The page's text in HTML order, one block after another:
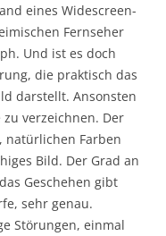
eines Widescreen-
Fernseher
Und ist es doch
die praktisch das
darstellt. Ansonsten
verzeichnen. Der
natürlichen Farben
Bild. Der Grad an
Geschehen gibt
sehr genau.
Störungen, einmal